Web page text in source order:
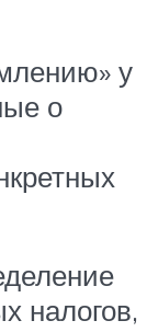
у
о
налогов,